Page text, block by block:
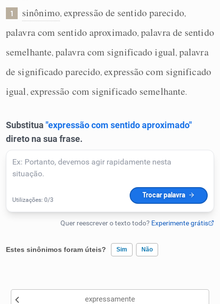
Corrigir Texto
Humanizador de IA
Cata-letras
Conexões
Caça-palavras
Dicionário
1 sinônimo, expressão de sentido parecido,
palavra com sentido aproximado, palavra de sentido
semelhante, palavra com significado igual, palavra
de significado parecido,expressão com significado
igual, expressão com significado semelhante.
Estes sinônimos foram úteis? Sim Não
Nenhum dos sinônimos apresentados me ajudou
expressamente